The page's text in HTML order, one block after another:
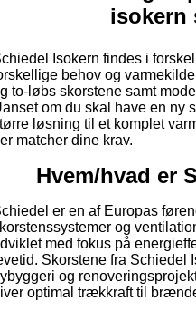
isokern
Isokern findes i
behov og
to-løbs skorstene samt
om du skal have en ny
løsning til et komplet
matcher dine krav.
Hvem/hvad er
er en af Europas
og
med fokus på
Skorstene fra Schiedel
og
optimal trækkraft til